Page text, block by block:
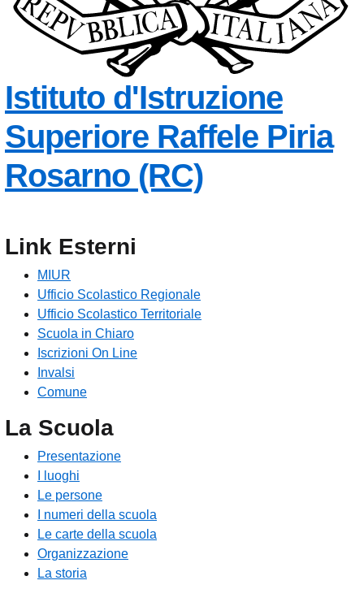
Istituto d'Istruzione
Superiore Raffele Piria
Rosarno (RC)— Visita la
Link Esterni
MIUR
Ufficio Scolastico Regionale
Ufficio Scolastico Territoriale
Scuola in Chiaro
Iscrizioni On Line
Invalsi
Comune
La Scuola
Presentazione
I luoghi
Le persone
I numeri della scuola
Le carte della scuola
Organizzazione
La storia